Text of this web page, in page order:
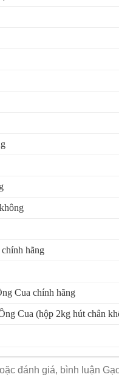
hãng
Cua chính hãng
Cua (hộp 2kg hút chân